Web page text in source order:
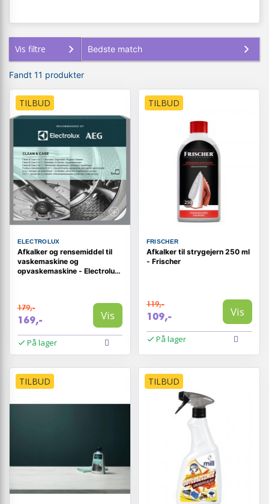
Vis filtre
Fandt 11 produkter
TILBUD
ELECTROLUX
Afkalker og rensemiddel til
vaskemaskine og
opvaskemaskine - Electrolux
179,-
169,- Vis
På lager
TILBUD
FRISCHER
Afkalker til strygejern 250 ml
- Frischer
119,-
109,- Vis
På lager
TILBUD TILBUD